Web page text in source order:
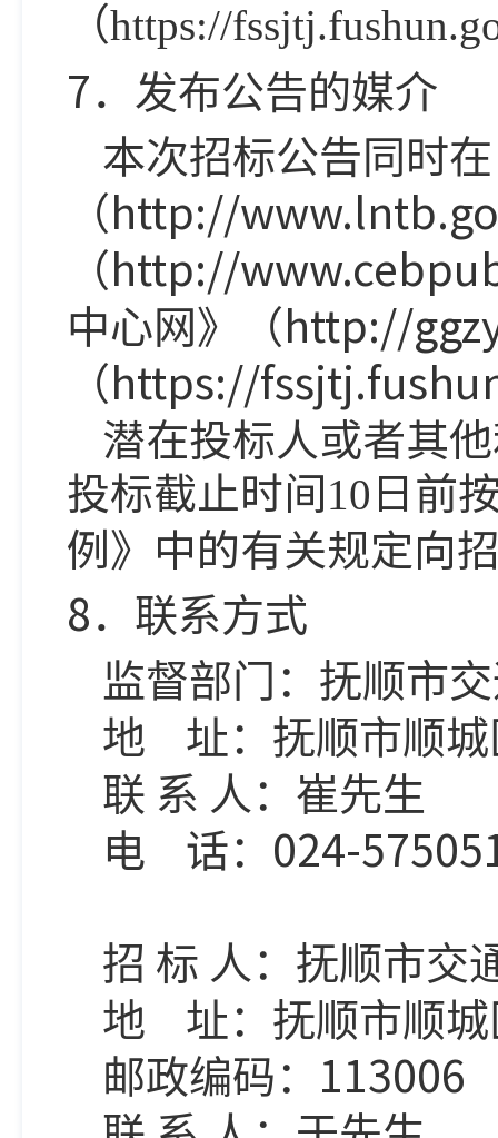
（https://
7．发布公告的媒介
本次招标公告同时
（http://
（http://
中心网》（http://
（https://
潜在投标人或者其
投标截止时间10 日前
例》中的有关规定向
8．联系方式
监督部门：抚顺市
地
址：抚顺市顺
联 系 人：崔先生
电
话： 024-
招 标 人：抚顺市交
地
址：抚顺市顺
邮政编码： 113006